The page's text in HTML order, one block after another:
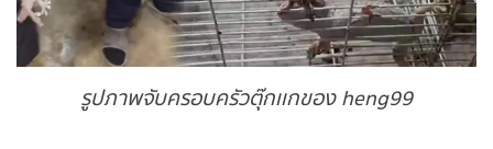
ถ่ายทอดสดหวยกัมพูชา GD
หวยหุ้นสด
รูปภาพจับครอบครัวตุ๊กเเกของ heng99